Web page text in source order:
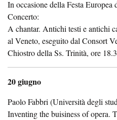
In occasione della Festa
Concerto:
A chantar. Antichi testi e antichi
al Veneto, eseguito dal Consort
Chiostro della Ss. Trinità, ore
20 giugno
Paolo Fabbri (Università degli
Inventing the buisiness of opera.